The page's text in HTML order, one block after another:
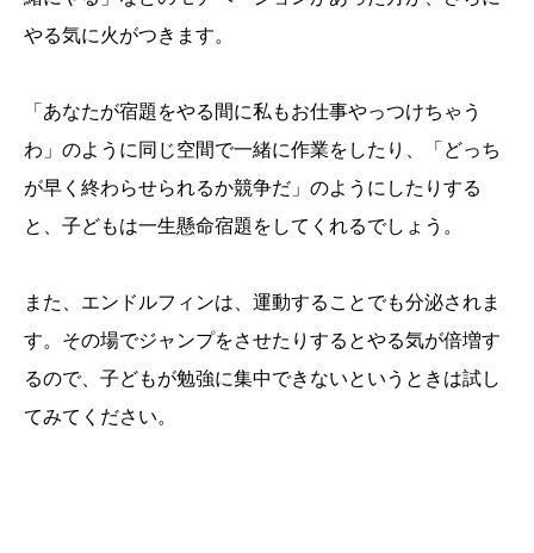
やる気に火がつきます。
「あなたが宿題をやる間に私もお仕事やっつけちゃう
わ」のように同じ空間で一緒に作業をしたり、「どっち
が早く終わらせられるか競争だ」のようにしたりする
と、子どもは一生懸命宿題をしてくれるでしょう。
また、エンドルフィンは、運動することでも分泌されま
す。その場でジャンプをさせたりするとやる気が倍増す
るので、子どもが勉強に集中できないというときは試し
てみてください。